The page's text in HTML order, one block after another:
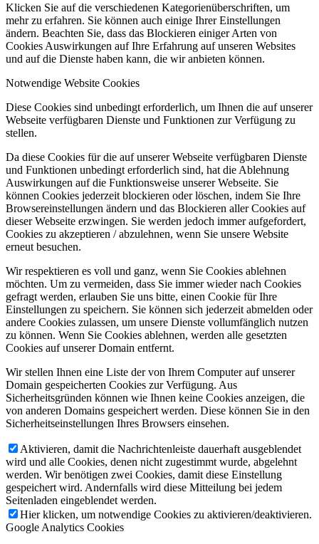
Klicken Sie auf die verschiedenen Kategorienüberschriften, um
mehr zu erfahren. Sie können auch einige Ihrer Einstellungen
ändern. Beachten Sie, dass das Blockieren einiger Arten von
Cookies Auswirkungen auf Ihre Erfahrung auf unseren Websites
und auf die Dienste haben kann, die wir anbieten können.
Notwendige Website Cookies
Diese Cookies sind unbedingt erforderlich, um Ihnen die auf unserer
Webseite verfügbaren Dienste und Funktionen zur Verfügung zu
stellen.
Da diese Cookies für die auf unserer Webseite verfügbaren Dienste
und Funktionen unbedingt erforderlich sind, hat die Ablehnung
Auswirkungen auf die Funktionsweise unserer Webseite. Sie
können Cookies jederzeit blockieren oder löschen, indem Sie Ihre
Browsereinstellungen ändern und das Blockieren aller Cookies auf
dieser Webseite erzwingen. Sie werden jedoch immer aufgefordert,
Cookies zu akzeptieren / abzulehnen, wenn Sie unsere Website
erneut besuchen.
Wir respektieren es voll und ganz, wenn Sie Cookies ablehnen
möchten. Um zu vermeiden, dass Sie immer wieder nach Cookies
gefragt werden, erlauben Sie uns bitte, einen Cookie für Ihre
Einstellungen zu speichern. Sie können sich jederzeit abmelden oder
andere Cookies zulassen, um unsere Dienste vollumfänglich nutzen
zu können. Wenn Sie Cookies ablehnen, werden alle gesetzten
Cookies auf unserer Domain entfernt.
Wir stellen Ihnen eine Liste der von Ihrem Computer auf unserer
Domain gespeicherten Cookies zur Verfügung. Aus
Sicherheitsgründen können wie Ihnen keine Cookies anzeigen, die
von anderen Domains gespeichert werden. Diese können Sie in den
Sicherheitseinstellungen Ihres Browsers einsehen.
Aktivieren, damit die Nachrichtenleiste dauerhaft ausgeblendet
wird und alle Cookies, denen nicht zugestimmt wurde, abgelehnt
werden. Wir benötigen zwei Cookies, damit diese Einstellung
gespeichert wird. Andernfalls wird diese Mitteilung bei jedem
Seitenladen eingeblendet werden.
Hier klicken, um notwendige Cookies zu aktivieren/deaktivieren.
Google Analytics Cookies